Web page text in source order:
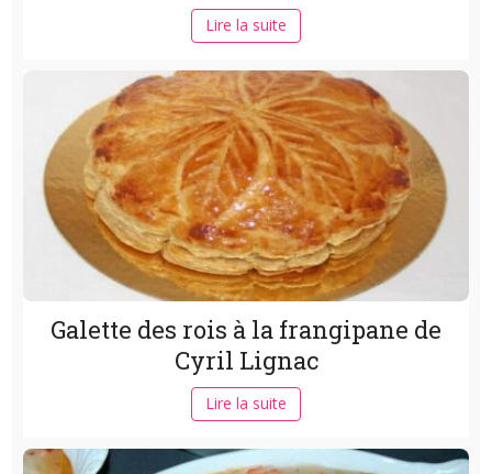
Lire la suite
Galette des rois à la frangipane de
Cyril Lignac
Lire la suite